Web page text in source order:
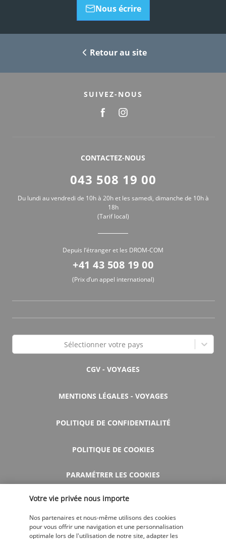
Nous écrire
Retour au site
SUIVEZ-NOUS
CONTACTEZ-NOUS
043 508 19 00
Du lundi au vendredi de 10h à 20h et les samedi, dimanche de 10h à
18h
(Tarif local)
Depuis l’étranger et les DROM-COM
+41 43 508 19 00
(Prix d’un appel international)
Sélectionner votre pays
CGV - VOYAGES
MENTIONS LÉGALES - VOYAGES
POLITIQUE DE CONFIDENTIALITÉ
POLITIQUE DE COOKIES
PARAMÉTRER LES COOKIES
AIDE ET CONTACT
Votre vie privée nous importe
Nos partenaires et nous-même utilisons des cookies
pour vous offrir une navigation et une personnalisation
optimale lors de l'utilisation de notre site, adapter les